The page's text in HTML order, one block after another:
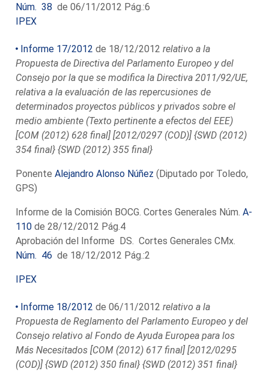
Núm. 38 de 06/11/2012 Pág.:6
IPEX
Informe 17/2012 de 18/12/2012relativo a la
Propuesta de Directiva del Parlamento Europeo y del
Consejo por la que se modifica la Directiva 2011/92/UE,
relativa a la evaluación de las repercusiones de
determinados proyectos públicos y privados sobre el
medio ambiente (Texto pertinente a efectos del EEE)
[COM (2012) 628 final] [2012/0297 (COD)] {SWD (2012)
354 final} {SWD (2012) 355 final}
PonenteAlejandro Alonso Núñez (Diputado por Toledo,
GPS)
Informe de la Comisión BOCG. Cortes Generales Núm.A-
110 de 28/12/2012 Pág.4
Aprobación del Informe DS. Cortes Generales CMx.
Núm. 46 de 18/12/2012 Pág.:2
IPEX
Informe 18/2012 de 06/11/2012 relativo a la
Propuesta de Reglamento del Parlamento Europeo y del
Consejo relativo al Fondo de Ayuda Europea para los
Más Necesitados [COM (2012) 617 final] [2012/0295
(COD)] {SWD (2012) 350 final} {SWD (2012) 351 final}